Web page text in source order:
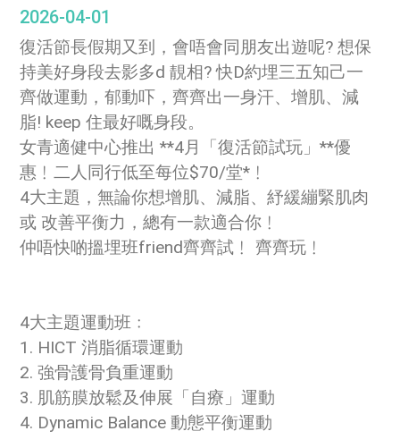
2026-04-01
復活節長假期又到，會唔會同朋友出遊呢? 想保
持美好身段去影多d 靚相? 快D約埋三五知己一
齊做運動，郁動吓，齊齊出一身汗、增肌、減
脂! keep 住最好嘅身段。
女青適健中心推出 **4月「復活節試玩」**優
惠﹗二人同行低至每位$70/堂*﹗
4大主題，無論你想增肌、減脂、紓緩繃緊肌肉
或 改善平衡力，總有一款適合你﹗
仲唔快啲搵埋班friend齊齊試﹗ 齊齊玩﹗
4大主題運動班﹕
1. HICT 消脂循環運動
2. 強骨護骨負重運動
3. 肌筋膜放鬆及伸展「自療」運動
4. Dynamic Balance 動態平衡運動